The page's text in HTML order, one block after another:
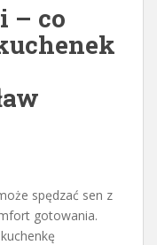
– co
spędzać sen z
gotowania.